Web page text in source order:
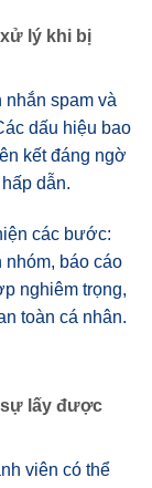
lý khi bị
nhắn spam và
dấu hiệu bao
kết đáng ngờ
dẫn.
các bước:
báo cáo
nghiêm trọng,
toàn cá nhân.
sự lấy được
viên có thể